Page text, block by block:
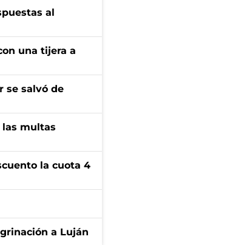
al
una tijera a
se salvó de
las multas
la cuota 4
a Luján